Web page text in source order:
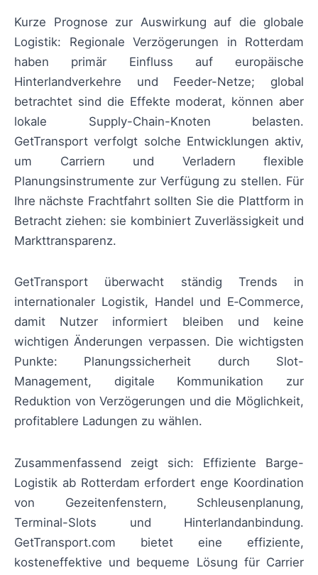
Kurze Prognose zur Auswirkung auf die globale
Logistik: Regionale Verzögerungen in Rotterdam
haben primär Einfluss auf europäische
Hinterlandverkehre und Feeder-Netze; global
betrachtet sind die Effekte moderat, können aber
lokale Supply-Chain-Knoten belasten.
GetTransport verfolgt solche Entwicklungen aktiv,
um Carriern und Verladern flexible
Planungsinstrumente zur Verfügung zu stellen. Für
Ihre nächste Frachtfahrt sollten Sie die Plattform in
Betracht ziehen: sie kombiniert Zuverlässigkeit und
Markttransparenz.
GetTransport überwacht ständig Trends in
internationaler Logistik, Handel und E‑Commerce,
damit Nutzer informiert bleiben und keine
wichtigen Änderungen verpassen. Die wichtigsten
Punkte: Planungssicherheit durch Slot-
Management, digitale Kommunikation zur
Reduktion von Verzögerungen und die Möglichkeit,
profitablere Ladungen zu wählen.
Zusammenfassend zeigt sich: Effiziente Barge-
Logistik ab Rotterdam erfordert enge Koordination
von Gezeitenfenstern, Schleusenplanung,
Terminal-Slots und Hinterlandanbindung.
GetTransport.com bietet eine effiziente,
kosteneffektive und bequeme Lösung für Carrier